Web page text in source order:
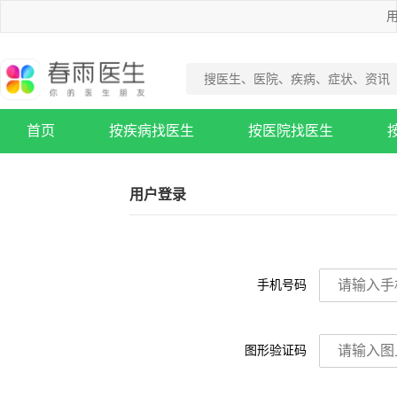
首页 按疾病找医生 按医院找医生
用户登录
手机号码
图形验证码